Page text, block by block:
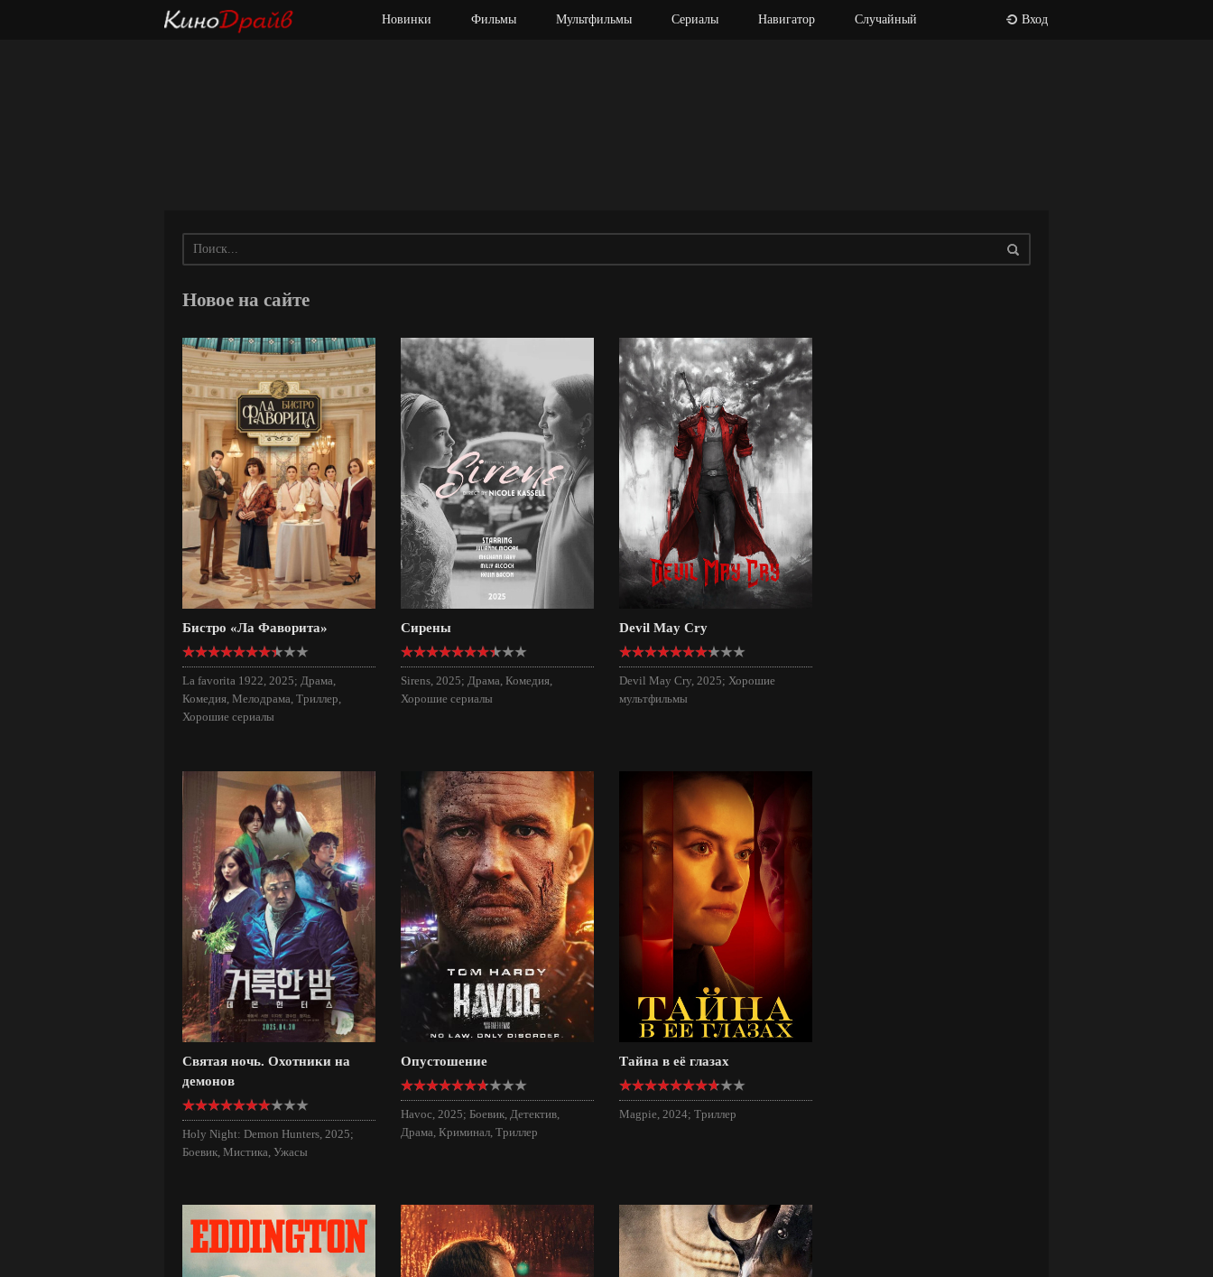
Новинки Фильмы Мультфильмы Сериалы Навигатор Случайный Вход
Новое на сайте
Бистро «Ла Фаворита»
La favorita 1922, 2025; Драма,
Комедия, Мелодрама, Триллер,
Хорошие сериалы
Сирены
Sirens, 2025; Драма, Комедия,
Хорошие сериалы
Devil May Cry
Devil May Cry, 2025; Хорошие
мультфильмы
Святая ночь. Охотники на
демонов
Holy Night: Demon Hunters, 2025;
Боевик, Мистика, Ужасы
Опустошение
Havoc, 2025; Боевик, Детектив,
Драма, Криминал, Триллер
Тайна в её глазах
Magpie, 2024; Триллер